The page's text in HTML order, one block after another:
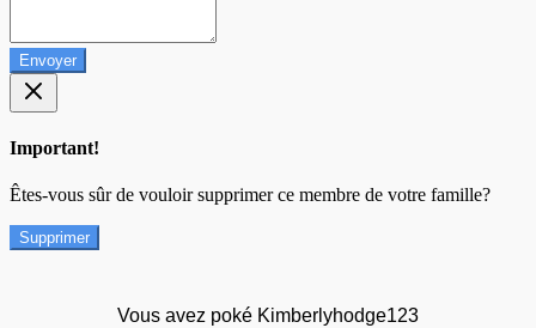
Envoyer
Important!
Êtes-vous sûr de vouloir supprimer ce membre de votre famille?
Supprimer
Vous avez poké Kimberlyhodge123